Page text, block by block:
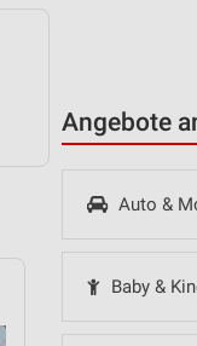
Angebote
Auto &
Baby &